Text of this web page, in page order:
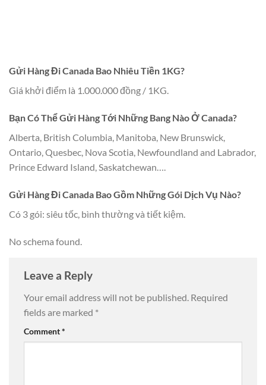
Gửi Hàng Đi Canada Bao Nhiêu Tiền 1KG?
Giá khởi điểm là 1.000.000 đồng / 1KG.
Bạn Có Thể Gửi Hàng Tới Những Bang Nào Ở Canada?
Alberta, British Columbia, Manitoba, New Brunswick,
Ontario, Quesbec, Nova Scotia, Newfoundland and Labrador,
Prince Edward Island, Saskatchewan….
Gửi Hàng Đi Canada Bao Gồm Những Gói Dịch Vụ Nào?
Có 3 gói: siêu tốc, bình thường và tiết kiệm.
No schema found.
Leave a Reply
Your email address will not be published. Required
fields are marked *
Comment*